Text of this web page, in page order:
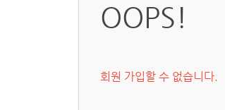
OOPS!
회원 가입할 수 없습니다.